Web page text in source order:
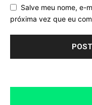
Salve meu nome, e-
próxima vez que eu